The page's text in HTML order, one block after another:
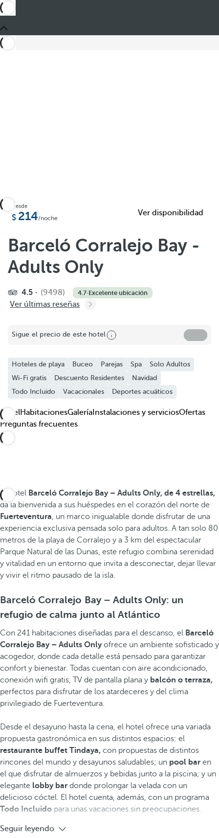
Añadir a favoritos
Ver más fotos y videos
Desde
214/noche
Ver disponibilidad
Barceló Corralejo Bay -
Adults Only
4.5 (9498) 4.7·Excelente ubicación
Ver últimas reseñas
Sigue el precio de este hotel
Hoteles de playa Buceo Parejas Spa
Solo Adultos
Wi-Fi gratis
Descuento Residentes
Navidad
Todo Incluido
Vacacionales Deportes acuáticos
HotelHabitacionesGalería Instalaciones y serviciosOfertas
Preguntas frecuentes
El hotel Barceló Corralejo Bay – Adults Only, de 4 estrellas,
da la bienvenida a sus huéspedes en el corazón del norte de
Fuerteventura, un marco inigualable donde disfrutar de una
experiencia exclusiva pensada solo para adultos. A tan solo 80
metros de la playa de Corralejo y a 3 km del espectacular
Parque Natural de las Dunas, este refugio combina serenidad
y vitalidad en un entorno que invita a desconectar, dejar llevar
y vivir el ritmo pausado de la isla.
Barceló Corralejo Bay – Adults Only: un
refugio de calma junto al Atlántico
Con 241 habitaciones diseñadas para el descanso, el Barceló
Corralejo Bay – Adults Onlyofrece un ambiente sofisticado y
acogedor, donde cada detalle está pensado para garantizar
confort y bienestar. Todas cuentan con aire acondicionado,
conexión wifi gratis, TV de pantalla plana y balcón o terraza,
perfectos para disfrutar de los atardeceres y del clima
privilegiado de Fuerteventura.
Desde el desayuno hasta la cena, el hotel ofrece una variada
propuesta gastronómica en sus distintos espacios: el
restaurante buffet Tindaya, con propuestas de distintos
rincones del mundo y desayunos saludables; un pool bar en
el que disfrutar de almuerzos y bebidas junto a la piscina; y un
elegante lobby bar donde prolongar la velada con un
delicioso cóctel. El hotel cuenta, además, con un programa
Todo Incluido para unas vacaciones sin preocupaciones.
Seguir leyendo